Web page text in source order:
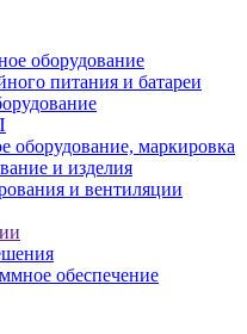
оборудование
питания и батареи
оборудование, маркировка
и изделия
и вентиляции
обеспечение